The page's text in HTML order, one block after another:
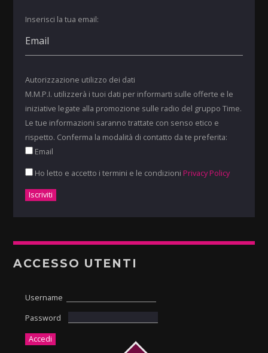
Inserisci la tua email:
Autorizzazione utilizzo dei dati
M.M.P.I. utilizzerà i tuoi dati per informarti sulle offerte e le
iniziative legate alla promozione sulle radio del gruppo Time.
Le tue informazioni saranno trattate con senso etico e
rispetto. Conferma la modalità di contatto da te preferita:
Email
Ho letto e accetto i termini e le condizioni Privacy Policy
ACCESSO UTENTI
Username
Password